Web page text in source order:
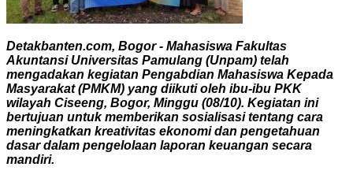
Detakbanten.com, Bogor - Mahasiswa Fakultas
Akuntansi Universitas Pamulang (Unpam) telah
mengadakan kegiatan Pengabdian Mahasiswa Kepada
Masyarakat (PMKM) yang diikuti oleh ibu-ibu PKK
wilayah Ciseeng, Bogor, Minggu (08/10). Kegiatan ini
bertujuan untuk memberikan sosialisasi tentang cara
meningkatkan kreativitas ekonomi dan pengetahuan
dasar dalam pengelolaan laporan keuangan secara
mandiri.